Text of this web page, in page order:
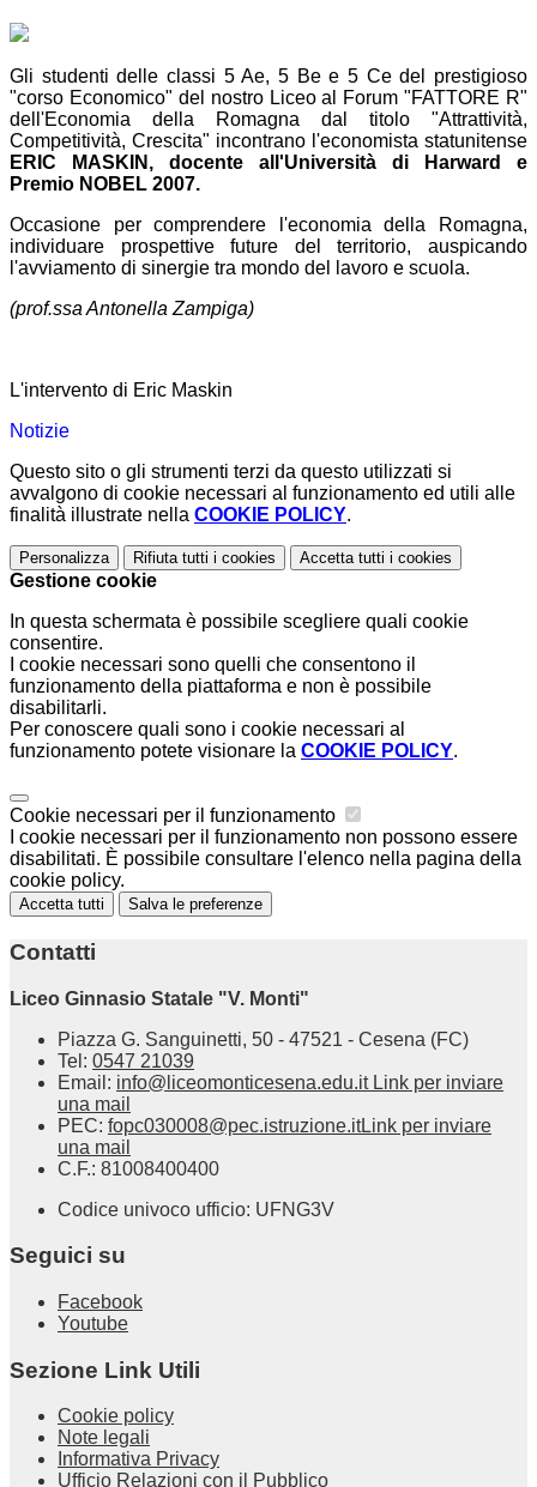
Gli studenti delle classi 5 Ae, 5 Be e 5 Ce del prestigioso
"corso Economico" del nostro Liceo al Forum "FATTORE R"
dell'Economia della Romagna dal titolo "Attrattività,
Competitività, Crescita" incontrano l'economista statunitense
ERIC MASKIN, docente all'Università di Harward e
Premio NOBEL 2007.
Occasione per comprendere l'economia della Romagna,
individuare prospettive future del territorio, auspicando
l'avviamento di sinergie tra mondo del lavoro e scuola.
(prof.ssa Antonella Zampiga)
L'intervento di Eric Maskin
Notizie
Questo sito o gli strumenti terzi da questo utilizzati si
avvalgono di cookie necessari al funzionamento ed utili alle
finalità illustrate nella COOKIE POLICY.
Personalizza Rifiuta tutti i cookies Accetta tutti i cookies
Gestione cookie
In questa schermata è possibile scegliere quali cookie
consentire.
I cookie necessari sono quelli che consentono il
funzionamento della piattaforma e non è possibile
disabilitarli.
Per conoscere quali sono i cookie necessari al
funzionamento potete visionare la COOKIE POLICY.
Cookie necessari per il funzionamento
I cookie necessari per il funzionamento non possono essere
disabilitati. È possibile consultare l'elenco nella pagina della
cookie policy.
Accetta tutti Salva le preferenze
Contatti
Liceo Ginnasio Statale "V. Monti"
Piazza G. Sanguinetti, 50 - 47521 - Cesena (FC)
Tel: 0547 21039
Email: info@liceomonticesena.edu.it Link per inviare
una mail
PEC: fopc030008@pec.istruzione.itLink per inviare
una mail
C.F.: 81008400400
Codice univoco ufficio: UFNG3V
Seguici su
Facebook
Youtube
Sezione Link Utili
Cookie policy
Note legali
Informativa Privacy
Ufficio Relazioni con il Pubblico